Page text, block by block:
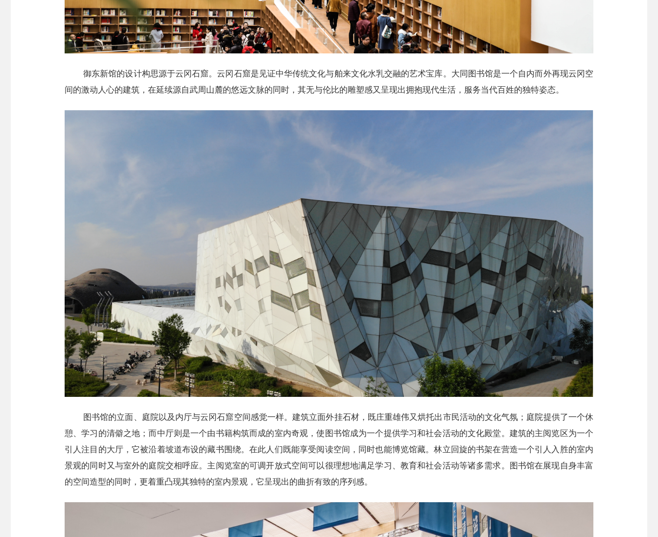
御东新馆的设计构思源于云冈石窟。云冈石窟是见证中华传统文化与舶来文化水乳交融的艺术宝库。大同图书馆是一个自内而外再现云冈空
间的激动人心的建筑，在延续源自武周山麓的悠远文脉的同时，其无与伦比的雕塑感又呈现出拥抱现代生活，服务当代百姓的独特姿态。
图书馆的立面、庭院以及内厅与云冈石窟空间感觉一样。建筑立面外挂石材，既庄重雄伟又烘托出市民活动的文化气氛；庭院提供了一个休
憩、学习的清僻之地；而中厅则是一个由书籍构筑而成的室内奇观，使图书馆成为一个提供学习和社会活动的文化殿堂。建筑的主阅览区为一个
引人注目的大厅，它被沿着坡道布设的藏书围绕。在此人们既能享受阅读空间，同时也能博览馆藏。林立回旋的书架在营造一个引人入胜的室内
景观的同时又与室外的庭院交相呼应。主阅览室的可调开放式空间可以很理想地满足学习、教育和社会活动等诸多需求。图书馆在展现自身丰富
的空间造型的同时，更着重凸现其独特的室内景观，它呈现出的曲折有致的序列感。